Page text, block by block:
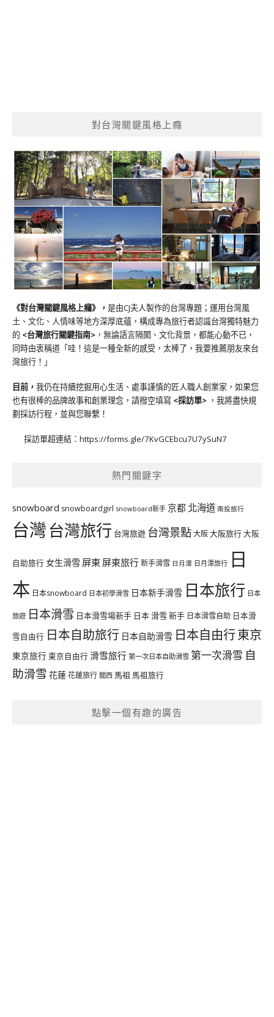
對台灣關鍵風格上癮
《對台灣關鍵風格上癮》 ， 是由CJ夫人製作的台灣專題；運用台灣風
土、文化、人情味等地方深厚底蘊，構成專為旅行者認識台灣獨特魅力
的 <台灣旅行關鍵指南> ，無論語言隔閡、文化背景，都能心動不已，
同時由衷稱道「哇！這是一種全新的感受，太棒了，我要推薦朋友來台
灣旅行！」
目前， 我仍在持續挖掘用心生活、處事謹慎的匠人職人創業家，如果您
也有很棒的品牌故事和創業理念，請撥空填寫 <採訪單> ，我將盡快規
劃採訪行程，並與您聯繫！
採訪單超連結： https://forms.gle/7KvGCEbcu7U7ySuN7
熱門關鍵字
snowboard snowboardgirl snowboard新手 京都 北海道 南投旅行
台灣台灣旅行 台灣旅遊 台灣景點大阪大阪旅行大阪
自助旅行 女生滑雪 屏東 屏東旅行新手滑雪 日月潭 日月潭旅行 日
本 日本snowboard 日本初學滑雪 日本新手滑雪 日本旅行 日本
旅遊 日本滑雪 日本滑雪場新手 日本 滑雪 新手 日本滑雪自助 日本滑
雪自由行 日本自助旅行 日本自助滑雪 日本自由行東京
東京旅行 東京自由行 滑雪旅行 第一次日本自助滑雪 第一次滑雪 自
助滑雪 花蓮花蓮旅行 關西 馬祖 馬祖旅行
點擊一個有趣的廣告